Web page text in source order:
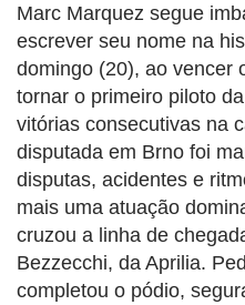
Marc Marquez segue
escrever seu nome na
domingo (20), ao vencer
tornar o primeiro piloto
vitórias consecutivas na
disputada em Brno foi
disputas, acidentes e
mais uma atuação
cruzou a linha de
Bezzecchi, da Aprilia.
completou o pódio,